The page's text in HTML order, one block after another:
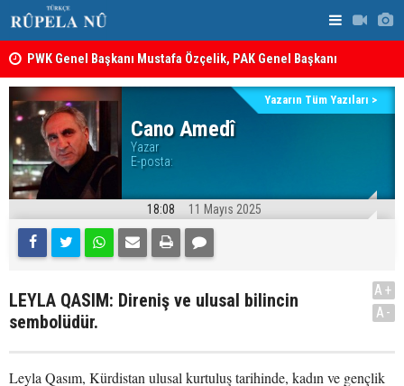
PWK Genel Başkanı Mustafa Özçelik, PAK Genel Başkanı
Hüseyin Yezdanpena’nın Oğlu İçin Kendisiyle Görüştü
12 maddelik çerçeve yasanın tam metni belli oldu: İşte
tam metin!
Cano Amedî
Yazar
E-posta:
Yazarın Tüm Yazıları >
18:08 11 Mayıs 2025
LEYLA QASIM: Direniş ve ulusal bilincin
sembolüdür.
A+
A-
Leyla Qasım, Kürdistan ulusal kurtuluş tarihinde, kadın ve gençlik